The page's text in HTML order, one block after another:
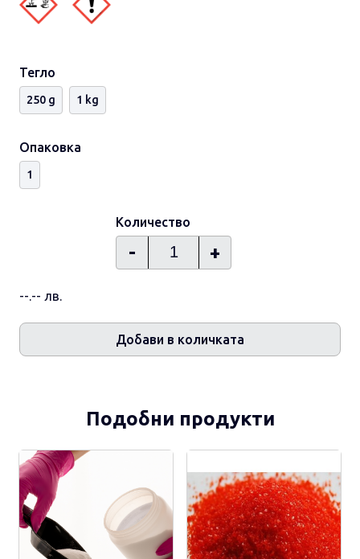
Тегло
250 g 1 kg
Опаковка
1
Количество
- +
--.-- лв.
Добави в количката
Подобни продукти